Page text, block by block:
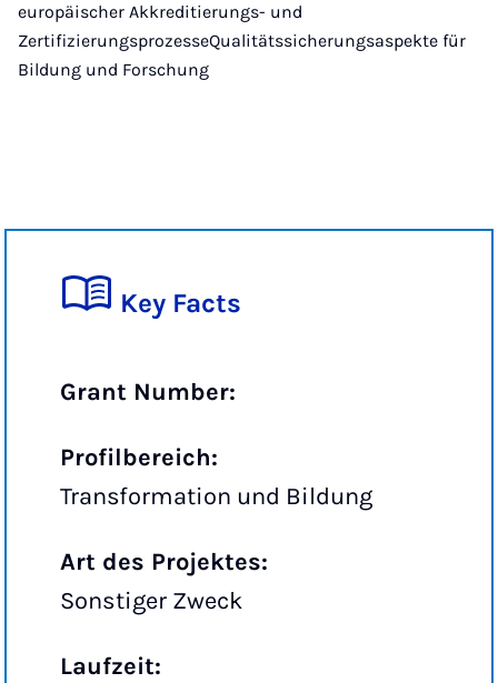
europäischer Akkreditierungs- und
ZertifizierungsprozesseQualitätssicherungsaspekte für
Bildung und Forschung
Key Facts
Grant Number:
Profilbereich:
Transformation und Bildung
Art des Projektes:
Sonstiger Zweck
Laufzeit: